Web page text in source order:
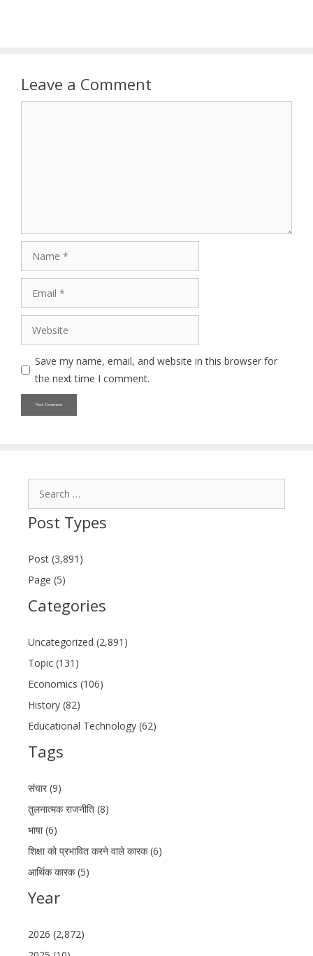
Leave a Comment
Website
Save my name, email, and website in this browser for
the next time I comment.
Post Types
Post (3,891)
Page (5)
Categories
Uncategorized (2,891)
Topic (131)
Economics (106)
History (82)
Educational Technology (62)
Tags
संचार (9)
तुलनात्मक राजनीति (8)
भाषा (6)
शिक्षा को प्रभावित करने वाले कारक (6)
आर्थिक कारक (5)
Year
2026 (2,872)